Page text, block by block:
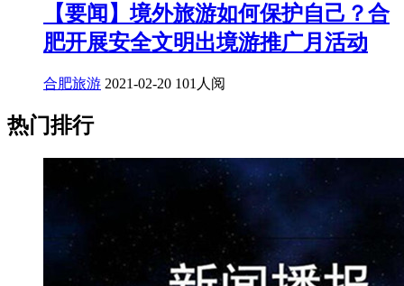
【要闻】境外旅游如何保护自己？合
肥开展安全文明出境游推广月活动
合肥旅游 2021-02-20 101人阅
热门排行